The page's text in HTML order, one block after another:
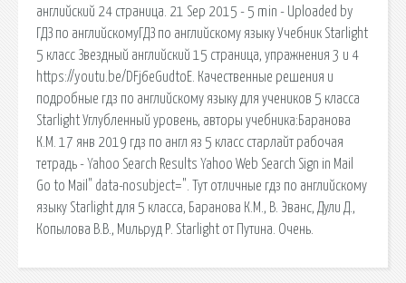
английский 24 страница. 21 Sep 2015 - 5 min - Uploaded by
ГДЗ по английскомуГДЗ по английскому языку Учебник Starlight
5 класс Звездный английский 15 страница, упражнения 3 и 4
https://youtu.be/DFj6eGudtoE. Качественные решения и
подробные гдз по английскому языку для учеников 5 класса
Starlight Углубленный уровень, авторы учебника:Баранова
К.М. 17 янв 2019 гдз по англ яз 5 класс старлайт рабочая
тетрадь - Yahoo Search Results Yahoo Web Search Sign in Mail
Go to Mail" data-nosubject=". Тут отличные гдз по английскому
языку Starlight для 5 класса, Баранова К.М., В. Эванс, Дули Д.,
Копылова В.В., Мильруд Р. Starlight от Путина. Очень.